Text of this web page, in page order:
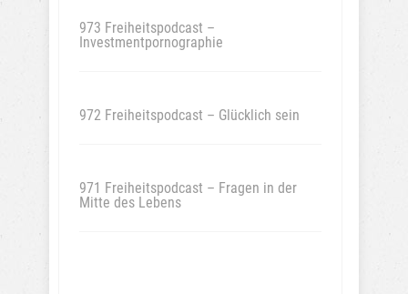
973 Freiheitspodcast –
Investmentpornographie
972 Freiheitspodcast – Glücklich sein
971 Freiheitspodcast – Fragen in der
Mitte des Lebens